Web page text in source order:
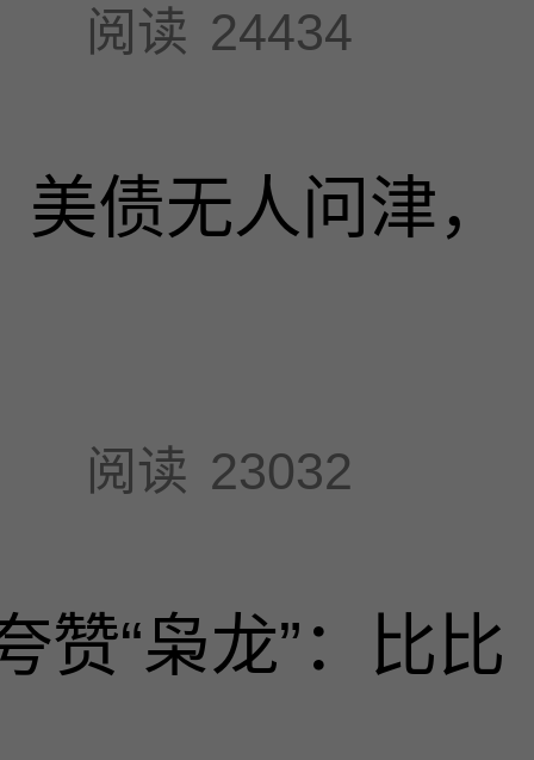
阅读 24434
债无人问津，
阅读 23032
赞“枭龙”：比比